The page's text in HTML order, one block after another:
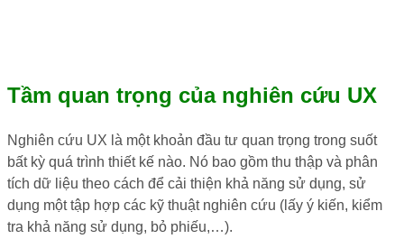
Tầm quan trọng của nghiên cứu UX
Nghiên cứu UX là một khoản đầu tư quan trọng trong suốt
bất kỳ quá trình thiết kế nào. Nó bao gồm thu thập và phân
tích dữ liệu theo cách để cải thiện khả năng sử dụng, sử
dụng một tập hợp các kỹ thuật nghiên cứu (lấy ý kiến, kiểm
tra khả năng sử dụng, bỏ phiếu,…).